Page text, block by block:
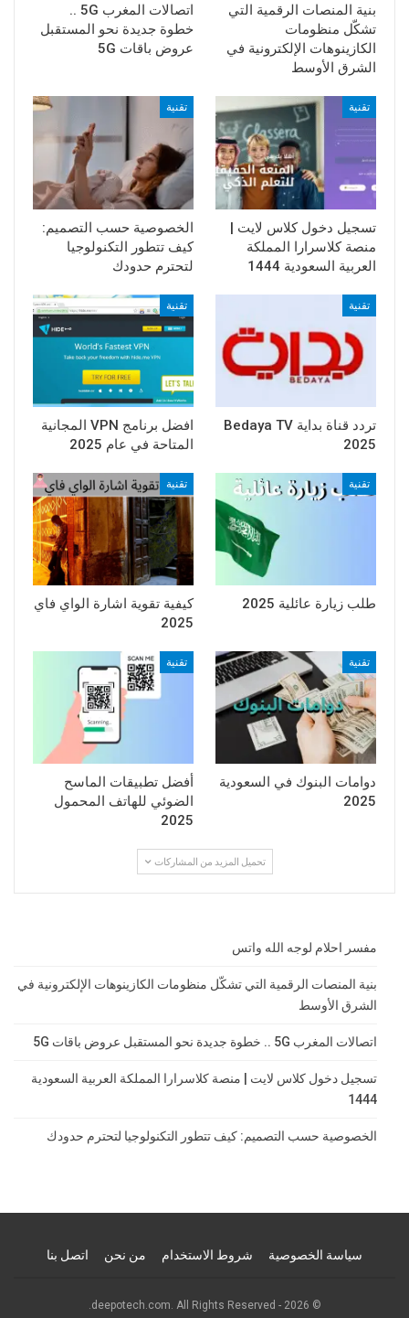
بنية المنصات الرقمية التي
تشكّل منظومات
الكازينوهات الإلكترونية في
الشرق الأوسط
اتصالات المغرب 5G ..
خطوة جديدة نحو المستقبل
عروض باقات 5G
تقنية
تسجيل دخول كلاس لايت |
منصة كلاسرارا المملكة
العربية السعودية 1444
تقنية
الخصوصية حسب التصميم:
كيف تتطور التكنولوجيا
لتحترم حدودك
تقنية
تردد قناة بداية Bedaya TV
2025
تقنية
افضل برنامج VPN المجانية
المتاحة في عام 2025
تقنية
طلب زيارة عائلية 2025
تقنية
كيفية تقوية اشارة الواي فاي
2025
تقنية
دوامات البنوك في السعودية
2025
تقنية
أفضل تطبيقات الماسح
الضوئي للهاتف المحمول
2025
تحميل المزيد من المشاركات
مفسر احلام لوجه الله واتس
بنية المنصات الرقمية التي تشكّل منظومات الكازينوهات الإلكترونية في
الشرق الأوسط
اتصالات المغرب 5G .. خطوة جديدة نحو المستقبل عروض باقات 5G
تسجيل دخول كلاس لايت | منصة كلاسرارا المملكة العربية السعودية
1444
الخصوصية حسب التصميم: كيف تتطور التكنولوجيا لتحترم حدودك
سياسة الخصوصية شروط الاستخدام من نحن اتصل بنا
© 2026 - deepotech.com. All Rights Reserved.